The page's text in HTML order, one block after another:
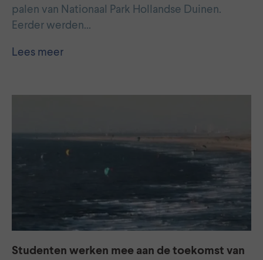
palen van Nationaal Park Hollandse Duinen.
Eerder werden…
Lees meer
Studenten werken mee aan de toekomst van